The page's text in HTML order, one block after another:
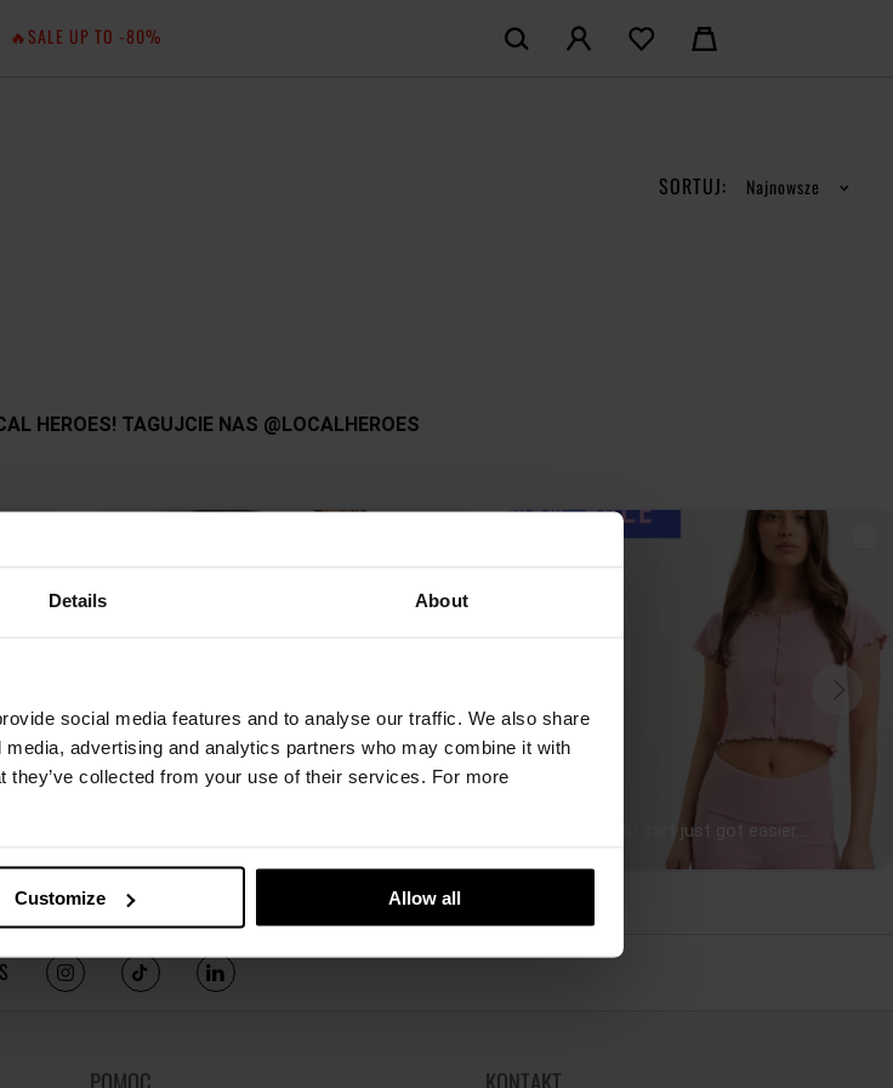
Details About
social media features and to analyse our traffic. We also share
advertising and analytics partners who may combine it with
they’ve collected from your use of their services. For more
Customize Allow all
🔥SALE UP TO -80%
SORTUJ: Najnowsze
POMOC KONTAKT